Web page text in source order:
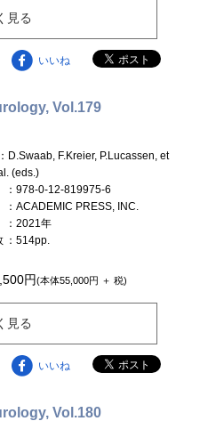
見る
いいね
Vol.179
：D.Swaab, F.Kreier, P.Lucassen, et
(eds.)
：978-0-12-819975-6
：ACADEMIC PRESS, INC.
：2021年
：514pp.
円(本体55,000円 ＋ 税)
見る
いいね
Vol.180